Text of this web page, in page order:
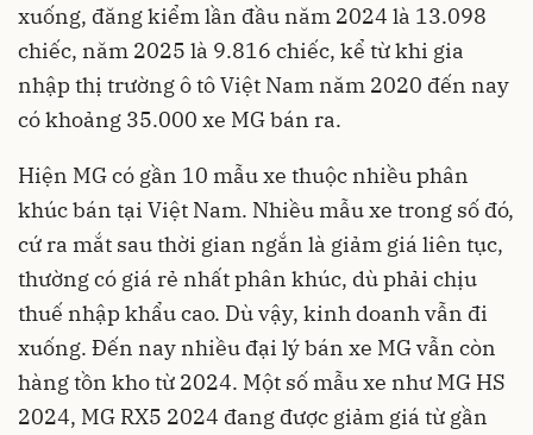
xuống, đăng kiểm lần đầu năm 2024 là 13.098
chiếc, năm 2025 là 9.816 chiếc, kể từ khi gia
nhập thị trường ô tô Việt Nam năm 2020 đến nay
có khoảng 35.000 xe MG bán ra.
Hiện MG có gần 10 mẫu xe thuộc nhiều phân
khúc bán tại Việt Nam. Nhiều mẫu xe trong số đó,
cứ ra mắt sau thời gian ngắn là giảm giá liên tục,
thường có giá rẻ nhất phân khúc, dù phải chịu
thuế nhập khẩu cao. Dù vậy, kinh doanh vẫn đi
xuống. Đến nay nhiều đại lý bán xe MG vẫn còn
hàng tồn kho từ 2024. Một số mẫu xe như MG HS
2024, MG RX5 2024 đang được giảm giá từ gần